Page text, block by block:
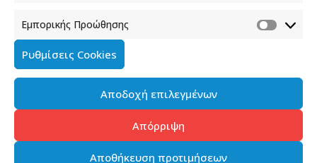
Εμπορικής Προώθησης
Ρυθμίσεις Cookies
Αποδοχή επιλεγμένων
Απόρριψη
Αποθήκευση προτιμήσεων
Πολιτική Cookies
Όροι χρήσης
Πολιτική προστασίας προσωπικών δεδομένων του
Διαχείρηση συγκατάθεσης